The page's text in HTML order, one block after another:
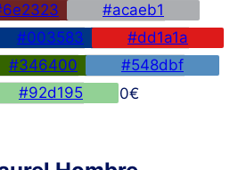
#acaeb1
#003583
#dd1a1a
#346400
#548dbf
#92d195 45,00€